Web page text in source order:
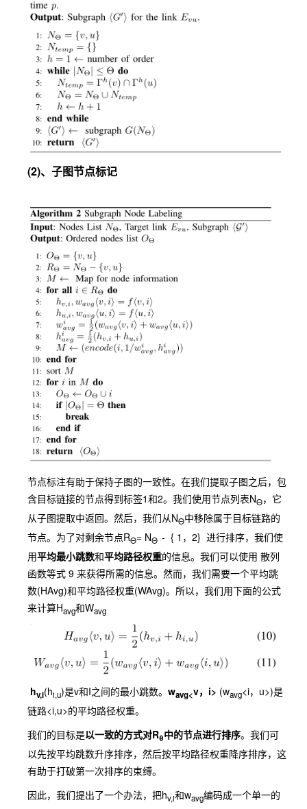
(2)、子图节点标记
节点标注有助于保持子图的一致性。在我们提取子图之后，包
含目标链接的节点得到标签1和2。我们使用节点列表NΘ，它
从子图提取中返回。然后，我们从NΘ中移除属于目标链路的
节点。为了对剩余节点RΘ= NΘ - { 1，2} 进行排序，我们使
用平均最小跳数和平均路径权重的信息。我们可以使用 散列
函数等式 9 来获得所需的信息。然而，我们需要一个平均跳
数(HAvg)和平均路径权重(WAvg)。所以，我们用下面的公式
来计算Havg和Wavg
hv,i(hi,u)是v和I之间的最小跳数。 wavg<v，i> (wavg<i，u>)是
链路<i,u>的平均路径权重。
我们的目标是以一致的方式对Rθ中的节点进行排序。我们可
以先按平均跳数升序排序，然后按平均路径权重降序排序，这
有助于打破第一次排序的束缚。
因此，我们提出了一个办法，把hv,i和wavg编码成一个单一的